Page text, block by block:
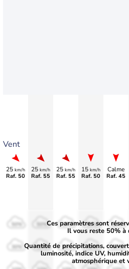
Vent
25 km/h
Raf. 50
25 km/h
Raf. 55
25 km/h
Raf. 55
15 km/h
Raf. 50
Calme
Raf. 45
50%
30%
50%
30%
50%
30%
50%
30%
50%
30%
Ces paramètres sont
Il vous reste 50% à
Quantité de précipitations,
luminosité, indice UV,
atmosphérique et